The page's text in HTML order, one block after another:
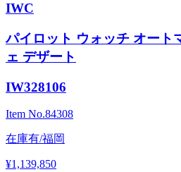
IWC
パイロット ウォッチ オート
ェ デザート
IW328106
Item No.84308
在庫有/福岡
¥1,139,850